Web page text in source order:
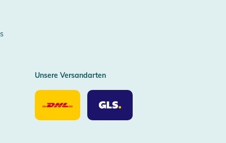
Unsere Versandarten
Unsere
Versandarten
DHL
Unsere
Versandarten
GLS